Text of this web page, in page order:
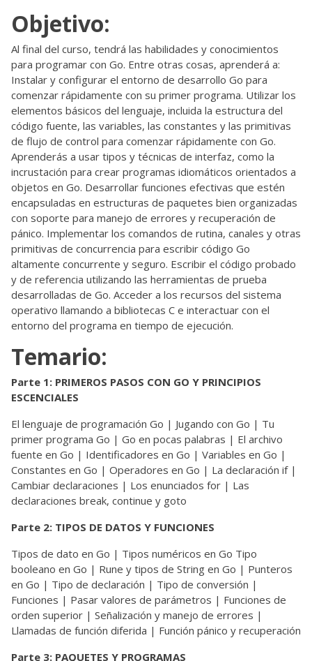
Objetivo:
Al final del curso, tendrá las habilidades y conocimientos
para programar con Go. Entre otras cosas, aprenderá a:
Instalar y configurar el entorno de desarrollo Go para
comenzar rápidamente con su primer programa. Utilizar los
elementos básicos del lenguaje, incluida la estructura del
código fuente, las variables, las constantes y las primitivas
de flujo de control para comenzar rápidamente con Go.
Aprenderás a usar tipos y técnicas de interfaz, como la
incrustación para crear programas idiomáticos orientados a
objetos en Go. Desarrollar funciones efectivas que estén
encapsuladas en estructuras de paquetes bien organizadas
con soporte para manejo de errores y recuperación de
pánico. Implementar los comandos de rutina, canales y otras
primitivas de concurrencia para escribir código Go
altamente concurrente y seguro. Escribir el código probado
y de referencia utilizando las herramientas de prueba
desarrolladas de Go. Acceder a los recursos del sistema
operativo llamando a bibliotecas C e interactuar con el
entorno del programa en tiempo de ejecución.
Temario:
Parte 1: PRIMEROS PASOS CON GO Y PRINCIPIOS
ESCENCIALES
El lenguaje de programación Go | Jugando con Go | Tu
primer programa Go | Go en pocas palabras | El archivo
fuente en Go | Identificadores en Go | Variables en Go |
Constantes en Go | Operadores en Go | La declaración if |
Cambiar declaraciones | Los enunciados for | Las
declaraciones break, continue y goto
Parte 2: TIPOS DE DATOS Y FUNCIONES
Tipos de dato en Go | Tipos numéricos en Go Tipo
booleano en Go | Rune y tipos de String en Go | Punteros
en Go | Tipo de declaración | Tipo de conversión |
Funciones | Pasar valores de parámetros | Funciones de
orden superior | Señalización y manejo de errores |
Llamadas de función diferida | Función pánico y recuperación
Parte 3: PAQUETES Y PROGRAMAS